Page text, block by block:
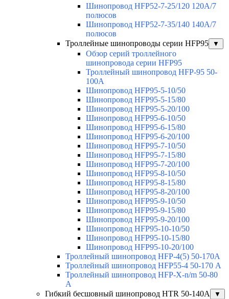
Шинопровод HFP52-7-25/120 120А/7
полюсов
Шинопровод HFP52-7-35/140 140А/7
полюсов
Троллейные шинопроводы серии HFP95
▼
Обзор серий троллейного
шинопровода серии HFP95
Троллейный шинопровод HFP-95 50-
100А
Шинопровод HFP95-5-10/50
Шинопровод HFP95-5-15/80
Шинопровод HFP95-5-20/100
Шинопровод HFP95-6-10/50
Шинопровод HFP95-6-15/80
Шинопровод HFP95-6-20/100
Шинопровод HFP95-7-10/50
Шинопровод HFP95-7-15/80
Шинопровод HFP95-7-20/100
Шинопровод HFP95-8-10/50
Шинопровод HFP95-8-15/80
Шинопровод HFP95-8-20/100
Шинопровод HFP95-9-10/50
Шинопровод HFP95-9-15/80
Шинопровод HFP95-9-20/100
Шинопровод HFP95-10-10/50
Шинопровод HFP95-10-15/80
Шинопровод HFP95-10-20/100
Троллейный шинопровод HFP-4(5) 50-170A
Троллейный шинопровод HFP55-4 50-170 А
Троллейный шинопровод HFP-X-n/m 50-80
A
Гибкий бесшовный шинопровод HTR 50-140А
▼